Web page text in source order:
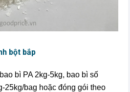
bột bắp
bì PA 2kg-5kg, bao bì số
25kg/bag hoặc đóng gói theo